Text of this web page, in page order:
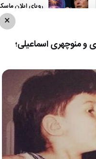
رویای ایلان
درگیری شدید
طرف مُرد!
پایان…
×
منوچهری اسماعیلی؛
خبر مهم
عکس| تغییر چهره «شهره